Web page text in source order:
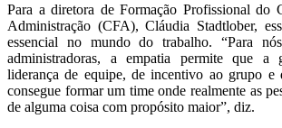
Para a diretora de Formação Profissional do
Administração (CFA), Cláudia Stadtlober,
essencial no mundo do trabalho. “Para
administradoras, a empatia permite que a
liderança de equipe, de incentivo ao grupo e
consegue formar um time onde realmente as
de alguma coisa com propósito maior”, diz.